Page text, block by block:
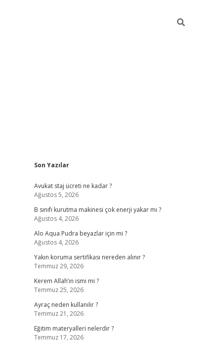
Sidebar
Son Yazılar
Avukat staj ücreti ne kadar ?
Ağustos 5, 2026
B sınıfı kurutma makinesi çok enerji yakar mı ?
Ağustos 4, 2026
Alo Aqua Pudra beyazlar için mi ?
Ağustos 4, 2026
Yakın koruma sertifikası nereden alınır ?
Temmuz 29, 2026
Kerem Allah’ın ismi mi ?
Temmuz 25, 2026
Ayraç neden kullanılır ?
Temmuz 21, 2026
Eğitim materyalleri nelerdir ?
Temmuz 17, 2026